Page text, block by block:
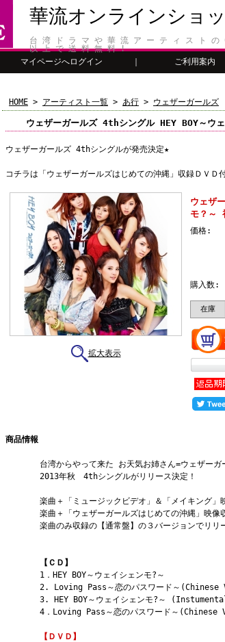
華流オンラインショ
台 湾 ド ラ マ や 華 流 ア ー テ ィ ス ト
以 上 で 送 料 無 料 !
マイページへログイン ご利用案
HOME > アーティスト一覧 > あ行 > ウェザーガールズ
ウェザーガールズ 4thシングル HEY BOY～ウ
ウェザーガールズ 4thシングルが発売決定★
コチラは「ウェザーガールズはじめての沖縄」収録ＤＶＤ
拡大表示
ウェザ
モ？～
価格:
購入数:
在庫
商品情報
台湾からやって来た お天気お姉さん=ウェザーガ
2013年秋 4thシングルがリリース決定！
楽曲＋「ミュージックビデオ」＆「メイキング」
楽曲＋「ウェザーガールズはじめての沖縄」映像
楽曲のみ収録の【通常盤】の３バージョンでリ
【ＣＤ】
1．HEY BOY～ウェイシェンモ?～
2. Loving Pass～恋のパスワード～
3. HEY BOY～ウェイシェンモ?～
4．Loving Pass～恋のパスワード～
【ＤＶＤ】